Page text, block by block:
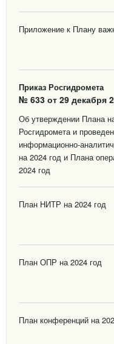
Приложение к Плану
Приказ Росгидромета
№ 633 от 29 декабря
Об утверждении Плана
Росгидромета и
информационно-
на 2024 год и Плана
2024 год
План НИТР на 2024 год
План ОПР на 2024 год
План конференций на